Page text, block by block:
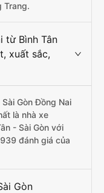
Trang.
từ Bình Tân
xuất sắc,
Gòn Đồng Nai
là nhà xe
- Sài Gòn với
đánh giá của
Gòn